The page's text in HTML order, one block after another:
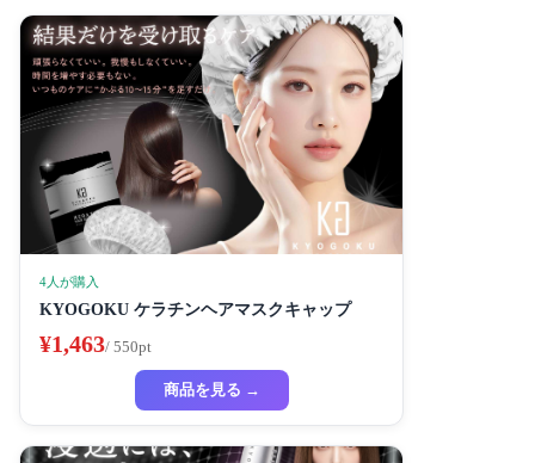
4人が購入
KYOGOKU ケラチンヘアマスクキャップ
¥1,463/ 550pt
商品を見る →